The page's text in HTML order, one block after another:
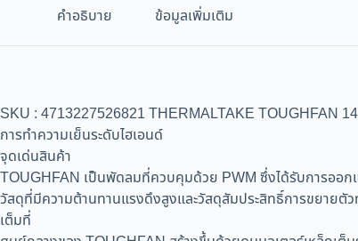
คำอธิบาย ข้อมูลเพิ่มเติม
SKU : 4713227526821 THERMALTAKE TOUGHFAN
การทำความเย็นระดับไฮเอนด์
จุดเด่นสินค้า
TOUGHFAN เป็นพัดลมที่ควบคุมด้วย PWM ซึ่งได้รับการออก
วัสดุที่มีความต้านทานแรงดึงสูงและวัสดุสัมประสิทธิ์การขยายตั
เต็มที่